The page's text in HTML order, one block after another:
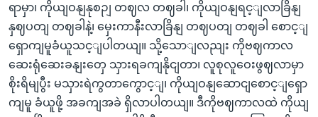
ရာမှာ၊ ကိုယျဝနျနုစဉျ တဈလ တဈခါ၊ ကိုယျဝနျရင့ျလာခြိနျ
နှဈပတျ တဈခါနဲ့၊ မှေးကာနီးလာခြိနျ တဈပတျ တဈခါ စောင့ျ
ရှောကျမူခံယူသင့ျပါတယျ။ သို့သောျလညျး ကိုဗဈကာလ
ဆေးရုံဆေးခနျးတှေ သှားရခကျနိုငျတာ၊ လူစုလူဝေးဖွဈလာမှာ
စိုးရိမျပွီး မသှားရဲကွတာကွောင့ျ၊ ကိုယျဝနျဆောငျစောင့ျရှော
ကျမူ ခံယူဖို့ အခကျအခဲ ရှိလာပါတယျ။ ဒီကိုဗဈကာလထဲ ကိုယျ